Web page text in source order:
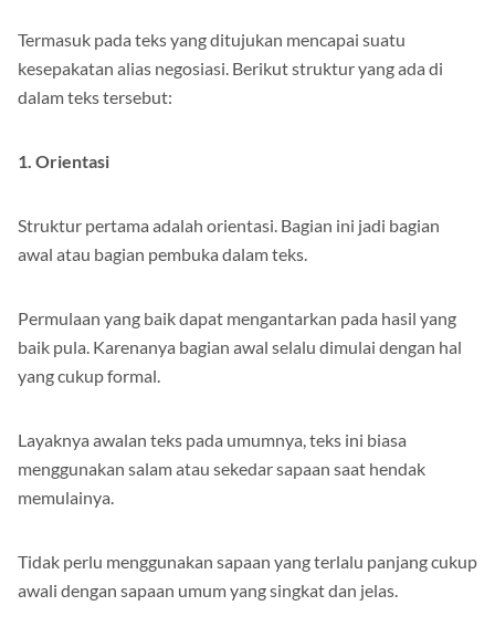
Termasuk pada teks yang ditujukan mencapai suatu
kesepakatan alias negosiasi. Berikut struktur yang ada di
dalam teks tersebut:
1. Orientasi
Struktur pertama adalah orientasi. Bagian ini jadi bagian
awal atau bagian pembuka dalam teks.
Permulaan yang baik dapat mengantarkan pada hasil yang
baik pula. Karenanya bagian awal selalu dimulai dengan hal
yang cukup formal.
Layaknya awalan teks pada umumnya, teks ini biasa
menggunakan salam atau sekedar sapaan saat hendak
memulainya.
Tidak perlu menggunakan sapaan yang terlalu panjang cukup
awali dengan sapaan umum yang singkat dan jelas.